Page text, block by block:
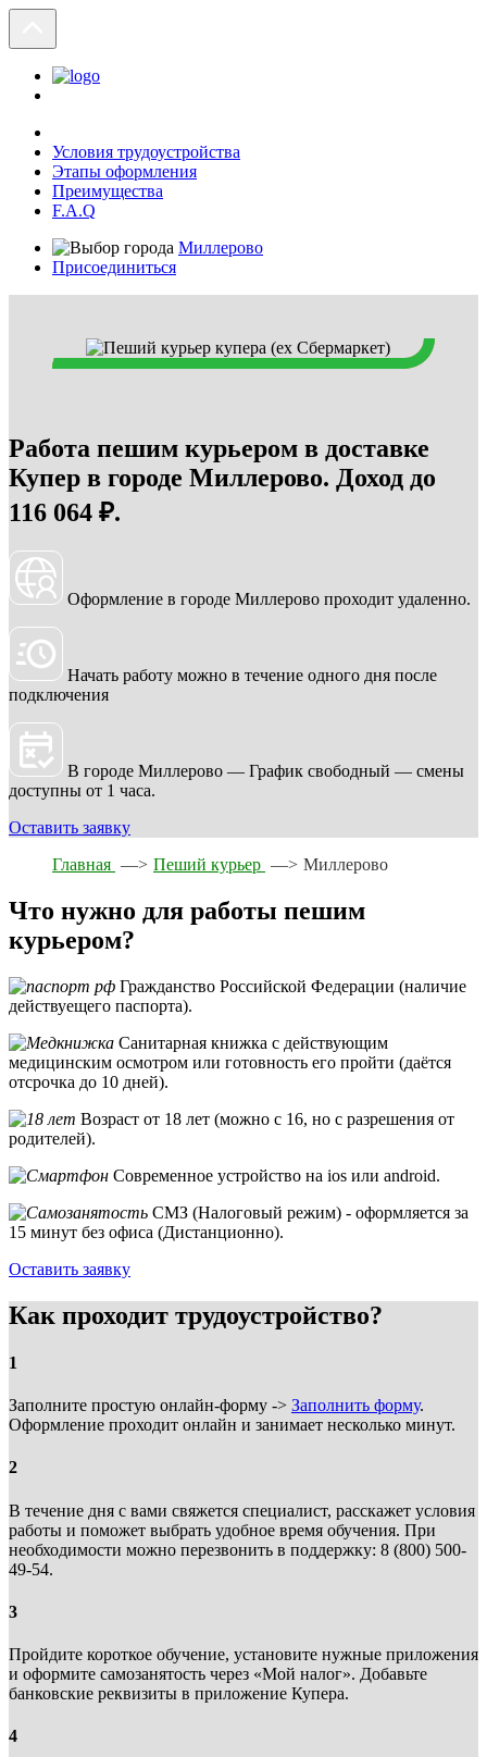
Условия трудоустройства
Этапы оформления
Преимущества
F.A.Q
Миллерово
Присоединиться
Работа пешим курьером в доставке
Купер в городе Миллерово. Доход до
116 064 ₽.
Оформление в городе Миллерово проходит удаленно.
Начать работу можно в течение одного дня после
подключения
В городе Миллерово — График свободный — смены
доступны от 1 часа.
Оставить заявку
Главная —> Пеший курьер —> Миллерово
Что нужно для работы пешим
курьером?
Гражданство Российской Федерации (наличие
действуещего паспорта).
Санитарная книжка с действующим
медицинским осмотром или готовность его пройти (даётся
отсрочка до 10 дней).
Возраст от 18 лет (можно с 16, но с разрешения от
родителей).
Современное устройство на ios или android.
СМЗ (Налоговый режим) - оформляется за
15 минут без офиса (Дистанционно).
Оставить заявку
Как проходит трудоустройство?
1
Заполните простую онлайн-форму -> Заполнить форму.
Оформление проходит онлайн и занимает несколько минут.
2
В течение дня с вами свяжется специалист, расскажет условия
работы и поможет выбрать удобное время обучения. При
необходимости можно перезвонить в поддержку: 8 (800) 500-
49-54.
3
Пройдите короткое обучение, установите нужные приложения
и оформите самозанятость через «Мой налог». Добавьте
банковские реквизиты в приложение Купера.
4